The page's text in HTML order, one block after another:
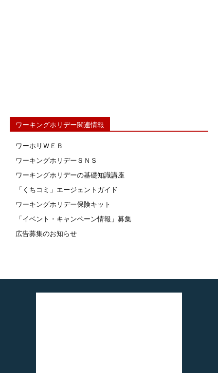
ワーキングホリデー関連情報
ワーホリＷＥＢ
ワーキングホリデーＳＮＳ
ワーキングホリデーの基礎知識講座
「くちコミ」エージェントガイド
ワーキングホリデー保険キット
「イベント・キャンペーン情報」募集
広告募集のお知らせ